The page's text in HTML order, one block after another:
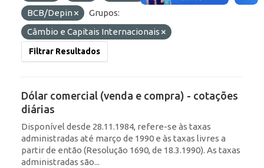
BCB/Depin
Grupos:
Câmbio e Capitais Internacionais
Filtrar Resultados
Dólar comercial (venda e compra) - cotações
diárias
Disponível desde 28.11.1984, refere-se às taxas
administradas até março de 1990 e às taxas livres a
partir de então (Resolução 1690, de 18.3.1990). As taxas
administradas são...